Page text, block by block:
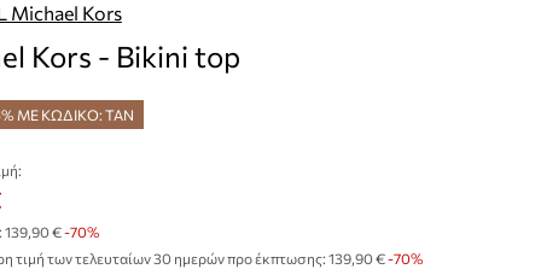
Michael Kors
Kors - Bikini top
ΜΕ ΚΩΔΙΚΟ: TAN
139,90 €-70%
τιμή των τελευταίων 30 ημερών προ έκπτωσης: 139,90 € -70%